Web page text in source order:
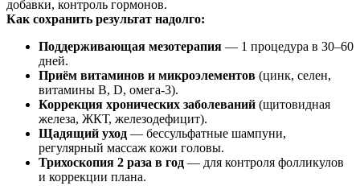
добавки, контроль гормонов.
Как сохранить результат надолго:
Поддерживающая мезотерапия — 1 процедура в 30–60
дней.
Приём витаминов и микроэлементов (цинк, селен,
витамины B, D, омега-3).
Коррекция хронических заболеваний (щитовидная
железа, ЖКТ, железодефицит).
Щадящий уход — бессульфатные шампуни,
регулярный массаж кожи головы.
Трихоскопия 2 раза в год — для контроля фолликулов
и коррекции плана.